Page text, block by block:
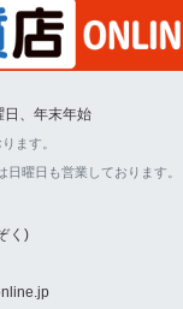
日、年末年始
ます。
曜日も営業しております。
く)